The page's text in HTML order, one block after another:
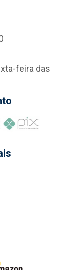
feira das